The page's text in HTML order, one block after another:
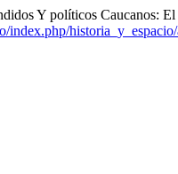
Y políticos Caucanos:
index.php/